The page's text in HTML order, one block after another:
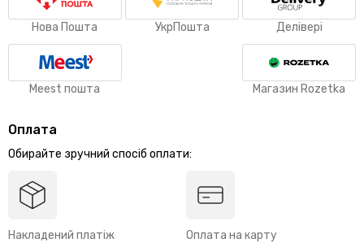
Нова Пошта УкрПошта Делівері
Meest пошта Магазин Rozetka
Оплата
Обирайте зручний спосіб оплати:
Накладений платіж Оплата на карту